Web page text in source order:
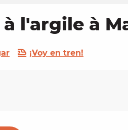
l'argile à
¡Voy en tren!